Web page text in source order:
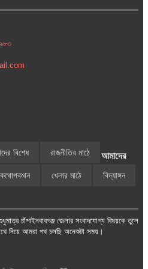
বিশেষ রাজনীতির মাঠে
কথোপকথন খেলার মাঠে বিদ্যাঙ্গন
আমাদের
চাঁপাইনবাবগঞ্জ জেলার সংবাদযোগ্য বিষয়কে তুলে
নিয়ে আমরা পথ চলছি অনেকটা সময়।